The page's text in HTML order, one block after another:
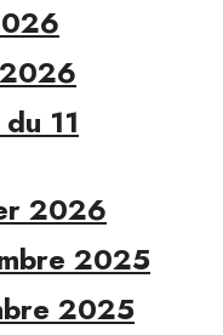
11
2026
2025
2025